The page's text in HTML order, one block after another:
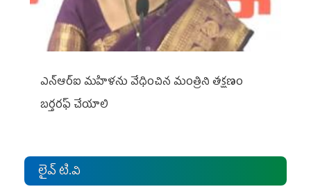
ఎన్ఆర్ఐ మహిళను వేధించిన మంత్రిని త‌క్ష‌ణం
బ‌ర్త‌ర‌ఫ్ చేయాలి
లైవ్ టి.వి